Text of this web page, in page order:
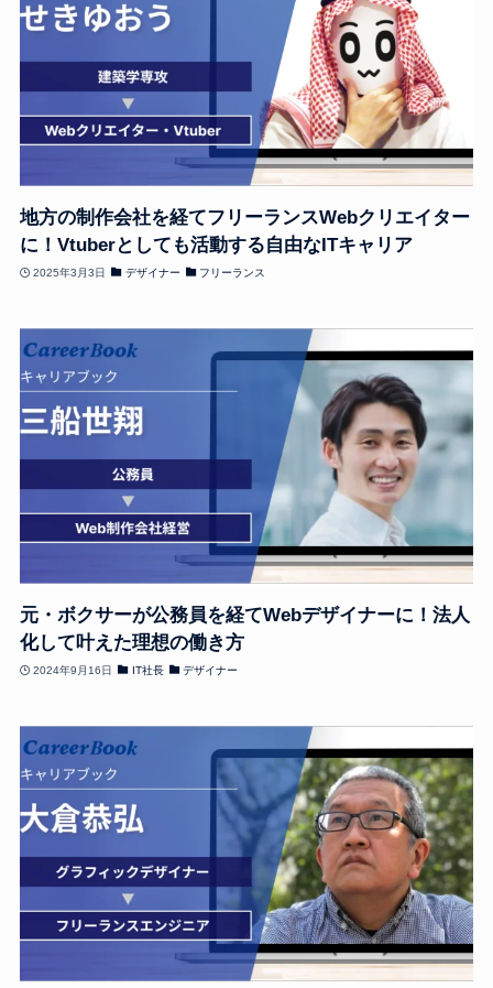
地方の制作会社を経てフリーランスWebクリエイター
に！Vtuberとしても活動する自由なITキャリア
2025年3月3日 デザイナー フリーランス
元・ボクサーが公務員を経てWebデザイナーに！法人
化して叶えた理想の働き方
2024年9月16日 IT社長 デザイナー